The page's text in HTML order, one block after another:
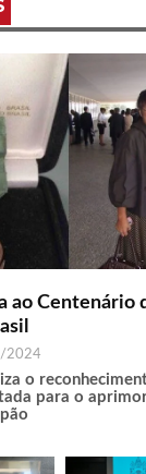
ao Centenário
2024
o
para o